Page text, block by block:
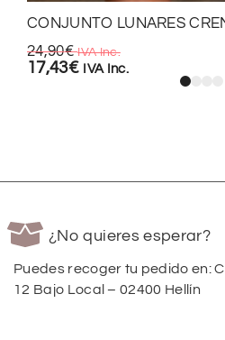
CONJUNTO LUNARES
24,90€ IVA Inc.
17,43€ IVA Inc.
¿No quieres esperar?
Puedes recoger tu pedido en:
12 Bajo Local – 02400 Hellín